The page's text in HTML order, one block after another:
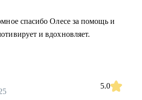
спасибо Олесе за помощь и
и вдохновляет.
5.0